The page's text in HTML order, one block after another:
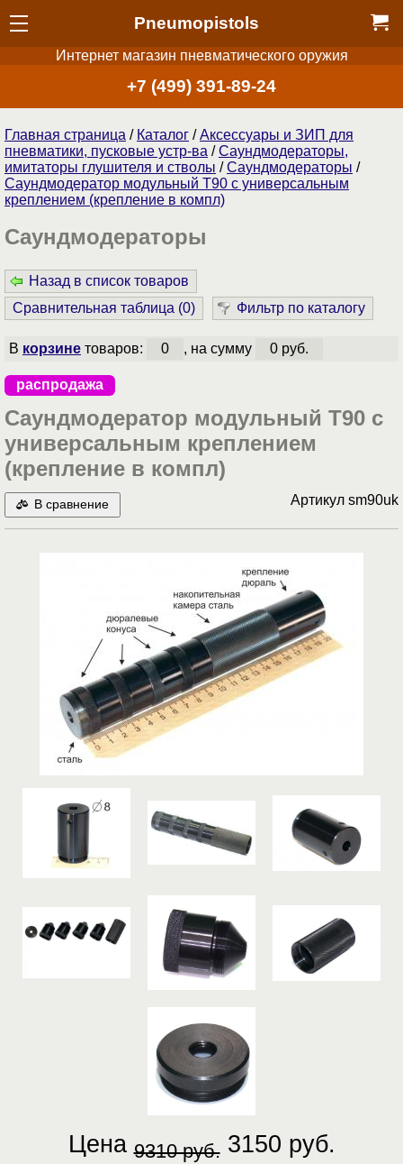
Pneumopistols
Интернет магазин пневматического оружия
+7 (499) 391-89-24
Главная страница / Каталог /Аксессуары и ЗИП для
пневматики, пусковые устр-ва /Саундмодераторы,
имитаторы глушителя и стволы /Саундмодераторы /
Саундмодератор модульный T90 c универсальным
креплением (крепление в компл)
Саундмодераторы
Назад в список товаров
Сравнительная таблица (0) Фильтр по каталогу
В корзинетоваров: 0 , на сумму 0 руб.
распродажа
Саундмодератор модульный T90 c
универсальным креплением
(крепление в компл)
В сравнение Артикул sm90uk
Цена 9310 руб. 3150 руб.